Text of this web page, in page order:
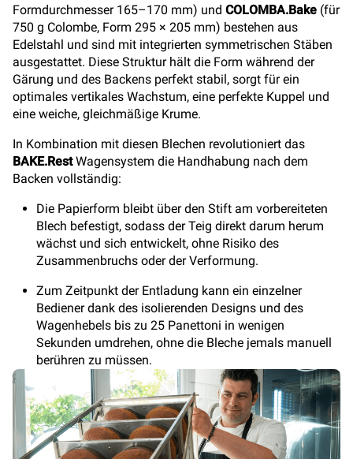
Formdurchmesser 165–170 mm) und COLOMBA.Bake (für
750 g Colombe, Form 295 × 205 mm) bestehen aus
Edelstahl und sind mit integrierten symmetrischen Stäben
ausgestattet. Diese Struktur hält die Form während der
Gärung und des Backens perfekt stabil, sorgt für ein
optimales vertikales Wachstum, eine perfekte Kuppel und
eine weiche, gleichmäßige Krume.
In Kombination mit diesen Blechen revolutioniert das
BAKE.RestWagensystem die Handhabung nach dem
Backen vollständig:
Die Papierform bleibt über den Stift am vorbereiteten
Blech befestigt, sodass der Teig direkt darum herum
wächst und sich entwickelt, ohne Risiko des
Zusammenbruchs oder der Verformung.
Zum Zeitpunkt der Entladung kann ein einzelner
Bediener dank des isolierenden Designs und des
Wagenhebels bis zu 25 Panettoni in wenigen
Sekunden umdrehen, ohne die Bleche jemals manuell
berühren zu müssen.